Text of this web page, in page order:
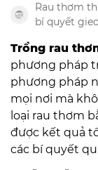
Rau thơm
bí quyết
Trồng rau
phương pháp
phương pháp
mọi nơi mà
loại rau thơm
được kết quả
các bí quyết